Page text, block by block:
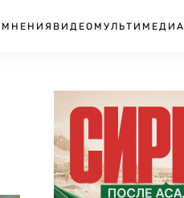
МНЕНИЯ ВИДЕО МУЛЬТИМЕДИА